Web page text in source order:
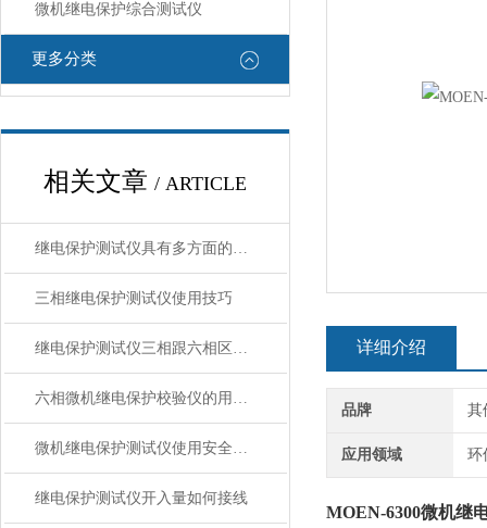
微机继电保护综合测试仪
更多分类
相关文章 / ARTICLE
继电保护测试仪具有多方面的特点和优势，以下是具体介绍：
三相继电保护测试仪使用技巧
继电保护测试仪三相跟六相区别在哪里？
六相微机继电保护校验仪的用途与优点解析
微机继电保护测试仪使用安全注意事项
继电保护测试仪开入量如何接线
详细介绍
品牌 其
应用领域 环
MOEN-6300微机继